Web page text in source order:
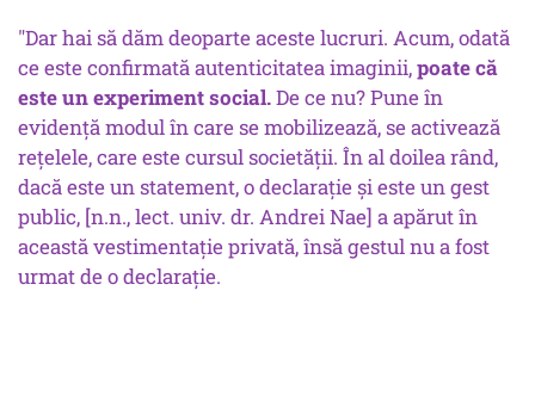
"Dar hai să dăm deoparte aceste lucruri. Acum, odată
ce este confirmată autenticitatea imaginii,poate că
este un experiment social.De ce nu? Pune în
evidență modul în care se mobilizează, se activează
rețelele, care este cursul societății. În al doilea rând,
dacă este unstatement, o declarație și este un gest
public, [n.n.,lect. univ. dr. Andrei Nae] a apărut în
această vestimentație privată, însă gestul nu a fost
urmat de o declarație.